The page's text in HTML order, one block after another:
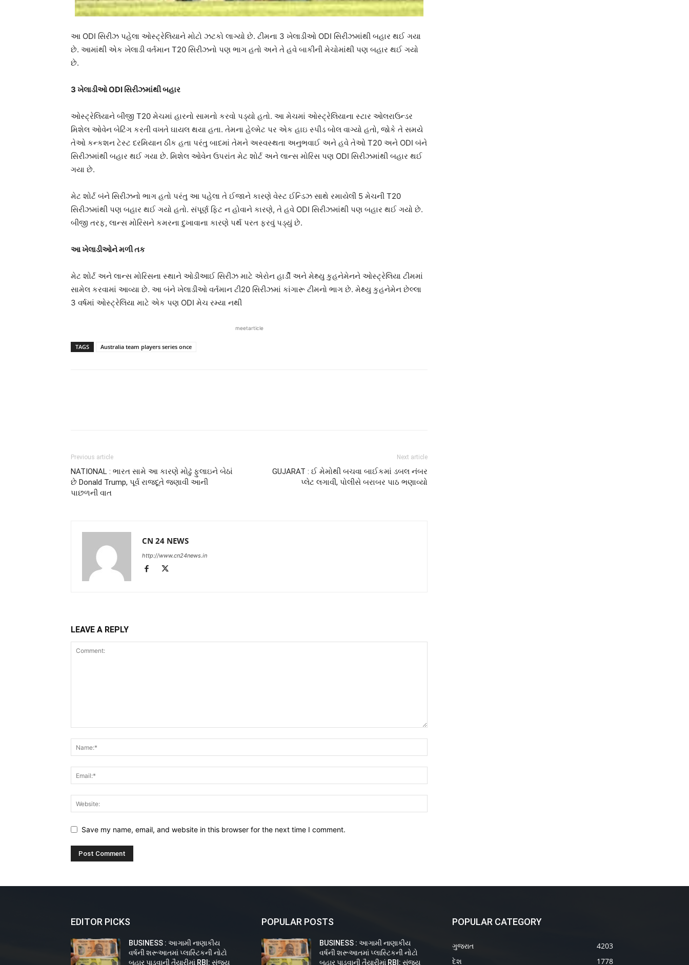
આ ODI સિરીઝ પહેલા ઓસ્ટ્રેલિયાને મોટો ઝટકો લાગ્યો છે. ટીમના 3 ખેલાડીઓ ODI સિરીઝમાંથી બહાર થઈ ગયા
છે. આમાંથી એક ખેલાડી વર્તમાન T20 સિરીઝનો પણ ભાગ હતો અને તે હવે બાકીની મેચોમાંથી પણ બહાર થઈ ગયો
છે.
3 ખેલાડીઓ ODI સિરીઝમાંથી બહાર
ઓસ્ટ્રેલિયાને બીજી T20 મેચમાં હારનો સામનો કરવો પડ્યો હતો. આ મેચમાં ઓસ્ટ્રેલિયાના સ્ટાર ઓલરાઉન્ડર
મિશેલ ઓવેન બેટિંગ કરતી વખતે ઘાયલ થયા હતા. તેમના હેલ્મેટ પર એક હાઇ સ્પીડ બોલ વાગ્યો હતો, જોકે તે સમયે
તેઓ કન્કશન ટેસ્ટ દરમિયાન ઠીક હતા પરંતુ બાદમાં તેમને અસ્વસ્થતા અનુભવાઈ અને હવે તેઓ T20 અને ODI બંને
સિરીઝમાંથી બહાર થઈ ગયા છે. મિશેલ ઓવેન ઉપરાંત મેટ શોર્ટ અને લાન્સ મોરિસ પણ ODI સિરીઝમાંથી બહાર થઈ
ગયા છે.
મેટ શોર્ટ બંને સિરીઝનો ભાગ હતો પરંતુ આ પહેલા તે ઈજાને કારણે વેસ્ટ ઈન્ડિઝ સાથે રમાયેલી 5 મેચની T20
સિરીઝમાંથી પણ બહાર થઈ ગયો હતો. સંપૂર્ણ ફિટ ન હોવાને કારણે, તે હવે ODI સિરીઝમાંથી પણ બહાર થઈ ગયો છે.
બીજી તરફ, લાન્સ મોરિસને કમરના દુખાવાના કારણે પર્થ પરત ફરવું પડ્યું છે.
આ ખેલાડીઓને મળી તક
મેટ શોર્ટ અને લાન્સ મોરિસના સ્થાને ઓડીઆઈ સિરીઝ માટે એરોન હાર્ડી અને મેથ્યુ કુહનેમેનને ઓસ્ટ્રેલિયા ટીમમાં
સામેલ કરવામાં આવ્યા છે. આ બંને ખેલાડીઓ વર્તમાન ટી20 સિરીઝમાં કાંગારૂ ટીમનો ભાગ છે. મેથ્યુ કુહનેમેન છેલ્લા
3 વર્ષમાં ઓસ્ટ્રેલિયા માટે એક પણ ODI મેચ રમ્યા નથી
meetarticle
TAGS Australia team players series once
Previous article
NATIONAL : ભારત સામે આ કારણે મોઢું ફુલાઇને બેઠાં
છે Donald Trump, પૂર્વ રાજદૂતે જણાવી આની
પાછળની વાત
Next article
GUJARAT : ઈ મેમોથી બચવા બાઈકમાં ડબલ નંબર
પ્લેટ લગાવી, પોલીસે બરાબર પાઠ ભણાવ્યો
CN 24 NEWS
http://www.cn24news.in
LEAVE A REPLY
Save my name, email, and website in this browser for the next time I comment.
EDITOR PICKS
BUSINESS : આગામી નાણાકીય
વર્ષની શરૂઆતમાં પ્લાસ્ટિકની નોટો
બહાર પાડવાની તૈયારીમાં RBI: સંજય
POPULAR POSTS
BUSINESS : આગામી નાણાકીય
વર્ષની શરૂઆતમાં પ્લાસ્ટિકની નોટો
બહાર પાડવાની તૈયારીમાં RBI: સંજય
POPULAR CATEGORY
ગુજરાત
4203
દેશ
1778